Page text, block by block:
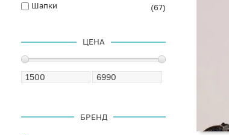
Шапки
(67)
ЦЕНА
БРЕНД